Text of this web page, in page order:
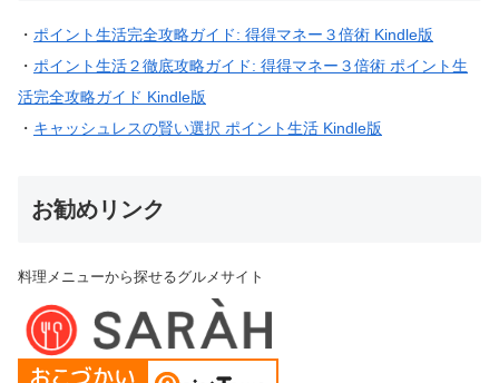
・ ポイント生活完全攻略ガイド: 得得マネー３倍術 Kindle版
・ ポイント生活２徹底攻略ガイド: 得得マネー３倍術 ポイント生
活完全攻略ガイド Kindle版
・ キャッシュレスの賢い選択 ポイント生活 Kindle版
お勧めリンク
料理メニューから探せるグルメサイト